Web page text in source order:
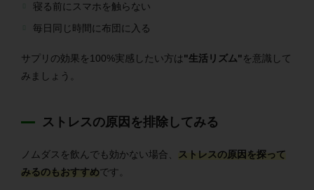
寝る前にスマホを触らない
毎日同じ時間に布団に入る
サプリの効果を100%実感したい方は"生活リズム"を意識して
みましょう。
ストレスの原因を排除してみる
ノムダスを飲んでも効かない場合、
ストレスの原因を探って
みるのもおすすめです。